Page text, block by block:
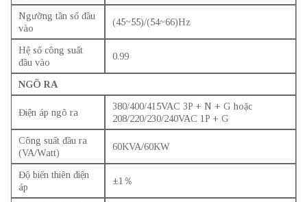
Ngưỡng tần số đầu
vào
(45~55)/(54~66)Hz
Hệ số công suất
đầu vào
0.99
NGÕ RA
Điện áp ngõ ra
380/400/415VAC 3P + N + G hoặc
208/220/230/240VAC 1P + G
Công suất đầu ra
(VA/Watt)
60KVA/60KW
Độ biến thiên điện
áp
±1％